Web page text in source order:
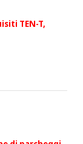
TEN-T,